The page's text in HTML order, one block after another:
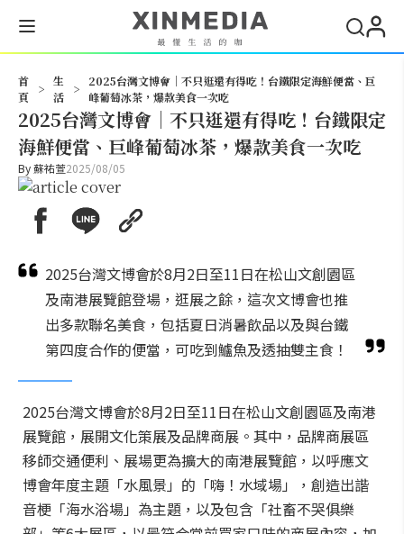
首
頁
>
生
活
>
2025台灣文博會｜不只逛還有得吃！台鐵限定海鮮便當、巨
峰葡萄冰茶，爆款美食一次吃
2025台灣文博會｜不只逛還有得吃！台鐵限定
海鮮便當、巨峰葡萄冰茶，爆款美食一次吃
By蘇祐萱2025/08/05
2025台灣文博會於8月2日至11日在松山文創園區
及南港展覽館登場，逛展之餘，這次文博會也推
出多款聯名美食，包括夏日消暑飲品以及與台鐵
第四度合作的便當，可吃到鱸魚及透抽雙主食！
2025台灣文博會於8月2日至11日在松山文創園區及南港
展覽館，展開文化策展及品牌商展。其中，品牌商展區
移師交通便利、展場更為擴大的南港展覽館，以呼應文
博會年度主題「水風景」的「嗨！水域場」，創造出諧
音梗「海水浴場」為主題，以及包含「社畜不哭俱樂